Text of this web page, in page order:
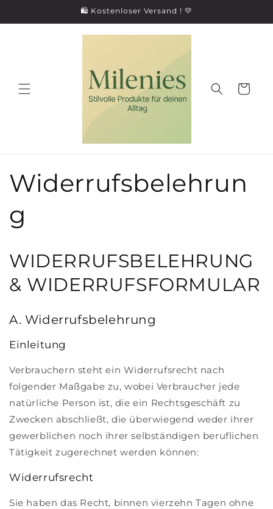
Inhalt
🛍 Kostenloser Versand ! 💛
Warenkorb
Widerrufsbelehrun
g
WIDERRUFSBELEHRUNG
& WIDERRUFSFORMULAR
A. Widerrufsbelehrung
Einleitung
Verbrauchern steht ein Widerrufsrecht nach
folgender Maßgabe zu, wobei Verbraucher jede
natürliche Person ist, die ein Rechtsgeschäft zu
Zwecken abschließt, die überwiegend weder ihrer
gewerblichen noch ihrer selbständigen beruflichen
Tätigkeit zugerechnet werden können:
Widerrufsrecht
Sie haben das Recht, binnen vierzehn Tagen ohne